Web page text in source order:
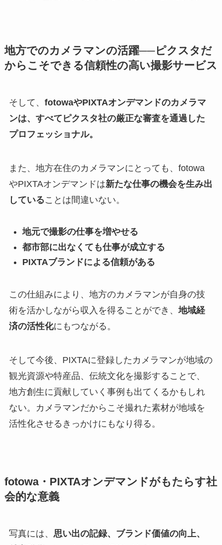
地方でのカメラマンの活躍──ピクスタだ
からこそできる信頼性の高い撮影サービス
そして、 fotowaやPIXTAオンデマンドのカメラマ
ンは、すべてピクスタ社の厳正な審査を通過した
プロフェッショナル。
また、地方在住のカメラマンにとっても、fotowa
やPIXTAオンデマンドは新たな仕事の機会を生み出
していることは間違いない。
地元で撮影の仕事を増やせる
都市部に出なくても仕事が成立する
PIXTAブランドによる信頼がある
この仕組みにより、地方のカメラマンが自身の技
術を活かしながら収入を得ることができ、地域経
済の活性化にもつながる。
そして今後、PIXTAに登録したカメラマンが地域の
観光資源や特産品、伝統文化を撮影することで、
地方創生に貢献していく事例も出てくるかもしれ
ない。カメラマンだからこそ撮れた素材が地域を
活性化させるきっかけにもなり得る。
fotowa・PIXTAオンデマンドがもたらす社
会的な意義
写真には、 思い出の記録、ブランド価値の向上、